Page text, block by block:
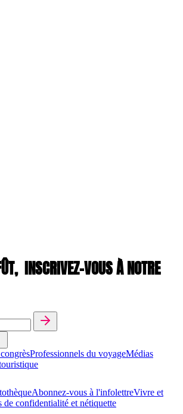
INSCRIVEZ-VOUS À NOTRE
Professionnels du voyageMédias
Abonnez-vous à l'infolettreVivre et
de confidentialité et nétiquette